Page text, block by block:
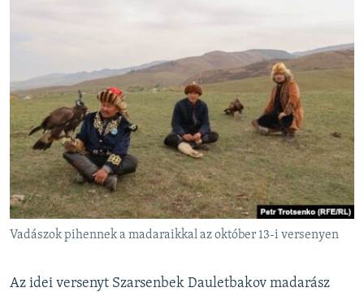
Vadászok pihennek a madaraikkal az október 13-i versenyen
Az idei versenyt Szarsenbek Dauletbakov madarász